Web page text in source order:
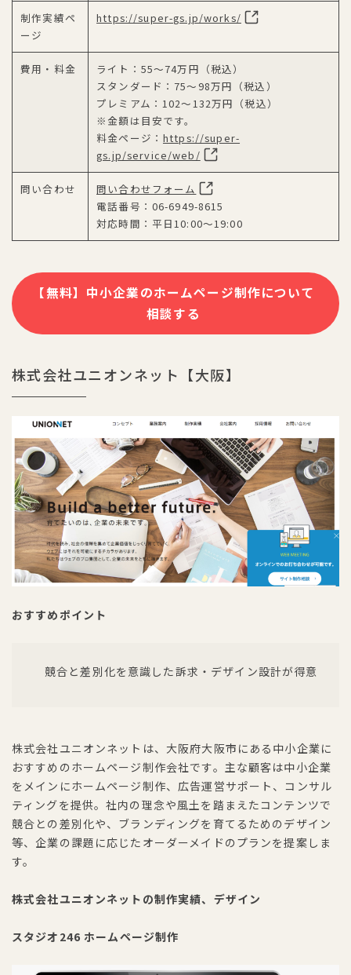
制作実績ペ
ージ
https://super-gs.jp/works/
費用・料金
ライト：55～74万円（税込）
スタンダード：75～98万円（税込）
プレミアム：102～132万円（税込）
※金額は目安です。
料金ページ： https://super-
gs.jp/service/web/
問い合わせ
問い合わせフォーム
電話番号：06-6949-8615
対応時間：平日10:00～19:00
【無料】中小企業のホームページ制作について
相談する
株式会社ユニオンネット【大阪】
おすすめポイント
競合と差別化を意識した訴求・デザイン設計が得意
株式会社ユニオンネットは、大阪府大阪市にある中小企業に
おすすめのホームページ制作会社です。主な顧客は中小企業
をメインにホームページ制作、広告運営サポート、コンサル
ティングを提供。社内の理念や風土を踏まえたコンテンツで
競合との差別化や、ブランディングを育てるためのデザイン
等、企業の課題に応じたオーダーメイドのプランを提案しま
す。
株式会社ユニオンネットの制作実績、デザイン
スタジオ246 ホームページ制作